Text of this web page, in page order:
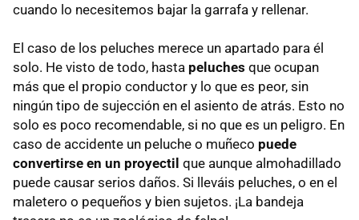
cuando lo necesitemos bajar la garrafa y rellenar.
El caso de los peluches merece un apartado para él
solo. He visto de todo, hasta peluches que ocupan
más que el propio conductor y lo que es peor, sin
ningún tipo de sujección en el asiento de atrás. Esto no
solo es poco recomendable, si no que es un peligro. En
caso de accidente un peluche o muñeco puede
convertirse en un proyectil que aunque almohadillado
puede causar serios daños. Si lleváis peluches, o en el
maletero o pequeños y bien sujetos. ¡La bandeja